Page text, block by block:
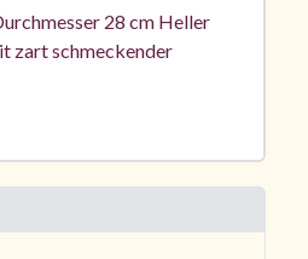
28 cm Heller
zart schmeckender